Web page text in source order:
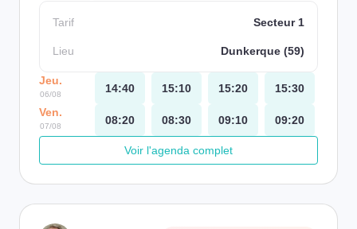
Tarif Secteur 1
Lieu Dunkerque (59)
Jeu.
06/08 14:40 15:10 15:20
15:30
Ven.
07/08 08:20 08:30 09:10 09:20
Voir l'agenda complet